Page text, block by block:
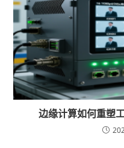
边缘计算如何重塑